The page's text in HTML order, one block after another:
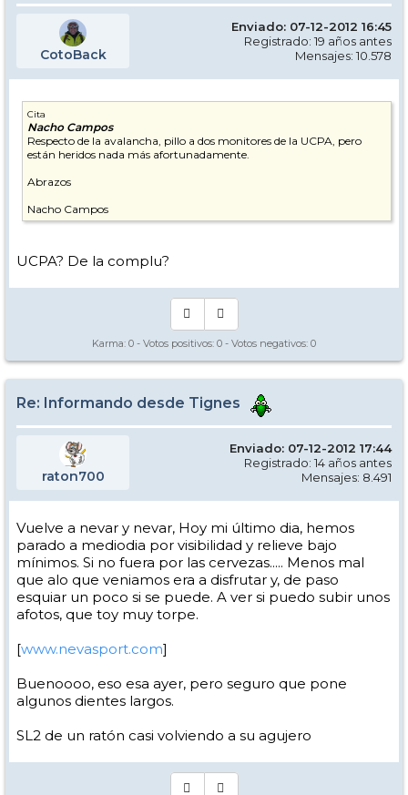
CotoBack
Enviado: 07-12-2012 16:45
Registrado: 19 años antes
Mensajes: 10.578
Cita
Nacho Campos
Respecto de la avalancha, pillo a dos monitores de la UCPA, pero
están heridos nada más afortunadamente.
Abrazos
Nacho Campos
UCPA? De la complu?
Karma: 0 - Votos positivos: 0 - Votos negativos: 0
Re: Informando desde Tignes
raton700
Enviado: 07-12-2012 17:44
Registrado: 14 años antes
Mensajes: 8.491
Vuelve a nevar y nevar, Hoy mi último dia, hemos
parado a mediodia por visibilidad y relieve bajo
mínimos. Si no fuera por las cervezas..... Menos mal
que alo que veniamos era a disfrutar y, de paso
esquiar un poco si se puede. A ver si puedo subir unos
afotos, que toy muy torpe.
[www.nevasport.com]
Buenoooo, eso esa ayer, pero seguro que pone
algunos dientes largos.
SL2 de un ratón casi volviendo a su agujero